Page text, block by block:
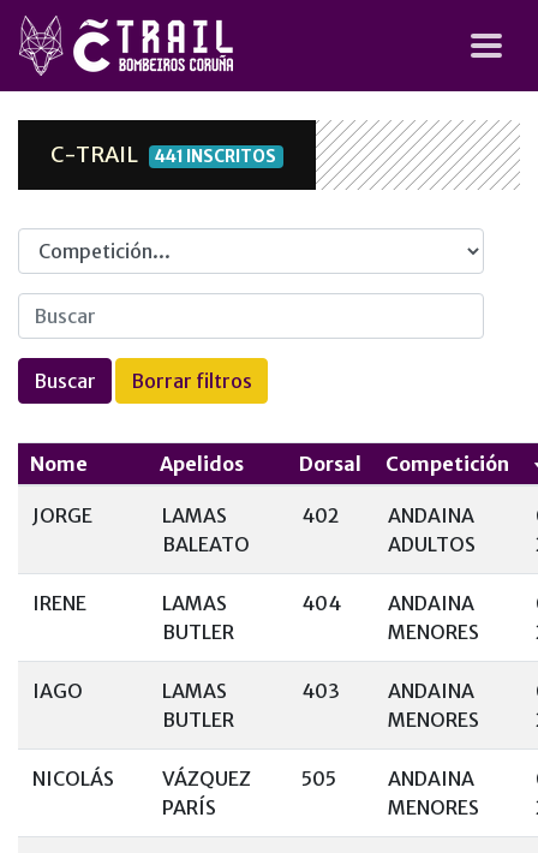
C-TRAIL 441 INSCRITOS
Competicion
Nome Apelidos Dorsal Competición
JORGE
LAMAS
BALEATO
402
ANDAINA
ADULTOS
IRENE
LAMAS
BUTLER
404
ANDAINA
MENORES
IAGO
LAMAS
BUTLER
403
ANDAINA
MENORES
NICOLÁS
VÁZQUEZ
PARÍS
505
ANDAINA
MENORES